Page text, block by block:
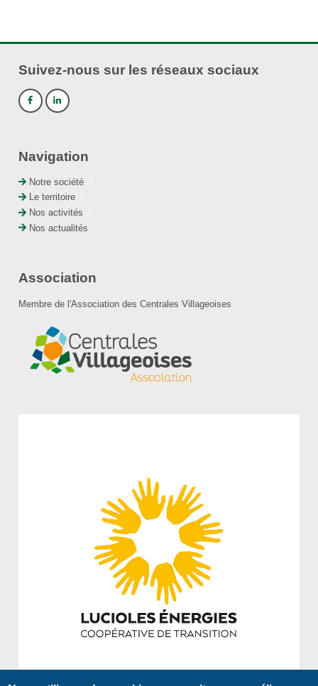
Suivez-nous sur les réseaux sociaux
Navigation
Notre société
Le territoire
Nos activités
Nos actualités
Association
Membre de l'Association des Centrales Villageoises